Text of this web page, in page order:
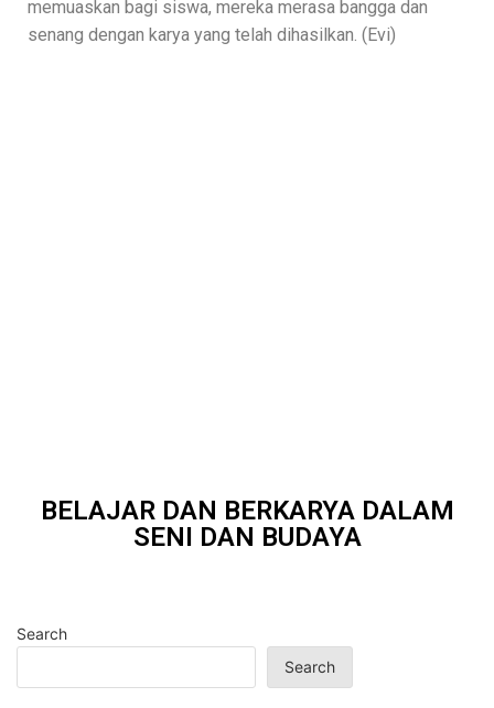
memuaskan bagi siswa, mereka merasa bangga dan
senang dengan karya yang telah dihasilkan. (Evi)
BELAJAR DAN BERKARYA DALAM
SENI DAN BUDAYA
Search
Search